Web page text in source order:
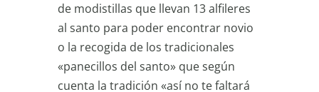
de modistillas que llevan 13 alfileres
al santo para poder encontrar novio
o la recogida de los tradicionales
«panecillos del santo» que según
cuenta la tradición «así no te faltará